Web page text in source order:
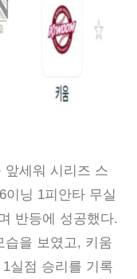
앞세워 시리즈 스
이닝 1피안타 무실
반등에 성공했다.
습을 보였고, 키움
실점 승리를 기록